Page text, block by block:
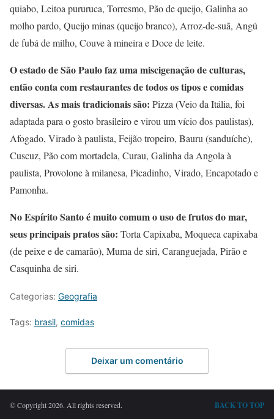
quiabo, Leitoa pururuca, Torresmo, Pão de queijo, Galinha ao
molho pardo, Queijo minas (queijo branco), Arroz-de-suã, Angú
de fubá de milho, Couve à mineira e Doce de leite.
O estado de São Paulo faz uma miscigenação de culturas,
então conta com restaurantes de todos os tipos e comidas
diversas. As mais tradicionais são: Pizza (Veio da Itália, foi
adaptada para o gosto brasileiro e virou um vício dos paulistas),
Afogado, Virado à paulista, Feijão tropeiro, Bauru (sanduíche),
Cuscuz, Pão com mortadela, Curau, Galinha da Angola à
paulista, Provolone à milanesa, Picadinho, Virado, Encapotado e
Pamonha.
No Espírito Santo é muito comum o uso de frutos do mar,
seus principais pratos são: Torta Capixaba, Moqueca capixaba
(de peixe e de camarão), Muma de siri, Caranguejada, Pirão e
Casquinha de siri.
Categorias: Geografia
Tags: brasil, comidas
Deixar um comentário
© Copyright 2026. All rights reserved. BACK TO TOP